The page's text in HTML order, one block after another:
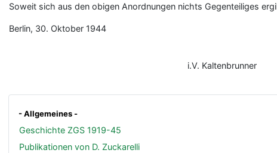
- Allgemeines -
Geschichte ZGS 1919-45
Publikationen von D. Zuckarelli
Soweit sich aus den obigen Anordnungen nichts Gegenteiliges
Berlin, 30. Oktober 1944
i.V. Kaltenbrunner